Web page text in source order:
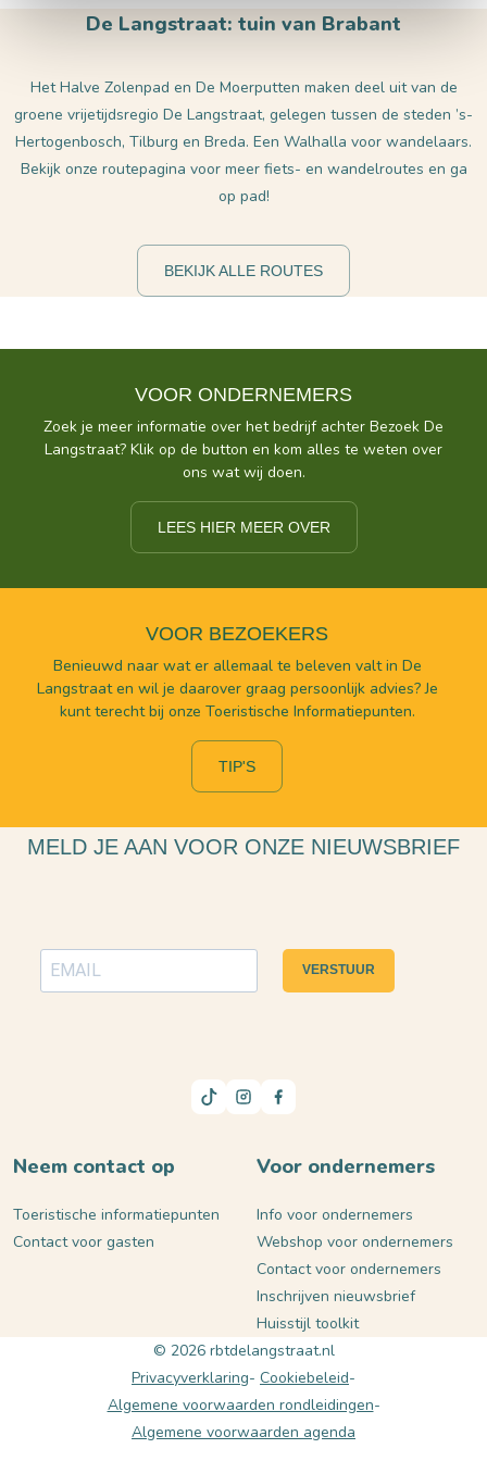
De Langstraat: tuin van Brabant
Het Halve Zolenpad en De Moerputten maken deel uit van de
groene vrijetijdsregio De Langstraat, gelegen tussen de steden ’s-
Hertogenbosch, Tilburg en Breda. Een Walhalla voor wandelaars.
Bekijk onze routepagina voor meer fiets- en wandelroutes en ga
op pad!
BEKIJK ALLE ROUTES
VOOR ONDERNEMERS
Zoek je meer informatie over het bedrijf achter Bezoek De
Langstraat? Klik op de button en kom alles te weten over
ons wat wij doen.
LEES HIER MEER OVER
VOOR BEZOEKERS
Benieuwd naar wat er allemaal te beleven valt in De
Langstraat en wil je daarover graag persoonlijk advies? Je
kunt terecht bij onze Toeristische Informatiepunten.
TIP'S
MELD JE AAN VOOR ONZE NIEUWSBRIEF
VERSTUUR
Neem contact op
Toeristische informatiepunten
Contact voor gasten
Voor ondernemers
Info voor ondernemers
Webshop voor ondernemers
Contact voor ondernemers
Inschrijven nieuwsbrief
Huisstijl toolkit
© 2026 rbtdelangstraat.nl
Privacyverklaring Cookiebeleid
Algemene voorwaarden rondleidingen
Algemene voorwaarden agenda